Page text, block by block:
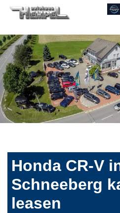
Honda CR-V
Schneeberg
leasen